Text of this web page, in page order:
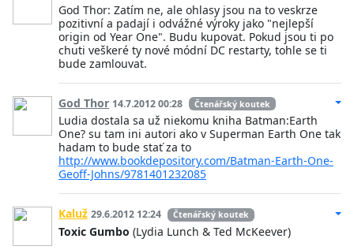
God Thor: Zatím ne, ale ohlasy jsou na to veskrze
pozitivní a padají i odvážné výroky jako "nejlepší
origin od Year One". Budu kupovat. Pokud jsou ti po
chuti veškeré ty nové módní DC restarty, tohle se ti
bude zamlouvat.
God Thor 14.7.2012 00:28 Čtenářský koutek
Ludia dostala sa už niekomu kniha Batman:Earth
One? su tam ini autori ako v Superman Earth One tak
hadam to bude stať za to
http://www.bookdepository.com/Batman-Earth-One-
Geoff-Johns/9781401232085
Kaluž 29.6.2012 12:24 Čtenářský koutek
Toxic Gumbo (Lydia Lunch & Ted McKeever)